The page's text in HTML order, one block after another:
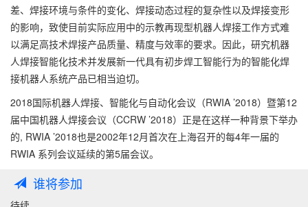
差、焊接环境与条件的变化、焊接动态过程的复杂性以及焊接变形
的影响，致使目前实际应用中的示教再现型机器人焊接工作方式难
以满足高技术焊接产品质量、精度与效率的要求。因此，研究机器
人焊接智能化技术并发展新一代具有初步焊工智能行为的智能化焊
接机器人系统产品已相当迫切。
2018国际机器人焊接、智能化与自动化会议（RWIA ’2018）暨第12
届中国机器人焊接会议（CCRW ’2018）正是在这样一种背景下举办
的, RWIA ’2018也是2002年12月首次在上海召开的每4年一届的
RWIA 系列会议延续的第5届会议。
谁将参加